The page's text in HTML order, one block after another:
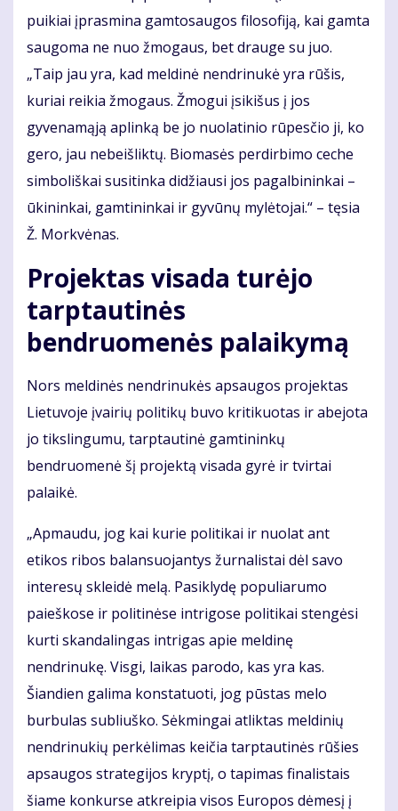
puikiai įprasmina gamtosaugos filosofiją, kai gamta
saugoma ne nuo žmogaus, bet drauge su juo.
„Taip jau yra, kad meldinė nendrinukė yra rūšis,
kuriai reikia žmogaus. Žmogui įsikišus į jos
gyvenamąją aplinką be jo nuolatinio rūpesčio ji, ko
gero, jau nebeišliktų. Biomasės perdirbimo ceche
simboliškai susitinka didžiausi jos pagalbininkai –
ūkininkai, gamtininkai ir gyvūnų mylėtojai.“ – tęsia
Ž. Morkvėnas.
Projektas visada turėjo
tarptautinės
bendruomenės palaikymą
Nors meldinės nendrinukės apsaugos projektas
Lietuvoje įvairių politikų buvo kritikuotas ir abejota
jo tikslingumu, tarptautinė gamtininkų
bendruomenė šį projektą visada gyrė ir tvirtai
palaikė.
„Apmaudu, jog kai kurie politikai ir nuolat ant
etikos ribos balansuojantys žurnalistai dėl savo
interesų skleidė melą. Pasiklydę populiarumo
paieškose ir politinėse intrigose politikai stengėsi
kurti skandalingas intrigas apie meldinę
nendrinukę. Visgi, laikas parodo, kas yra kas.
Šiandien galima konstatuoti, jog pūstas melo
burbulas subliuško. Sėkmingai atliktas meldinių
nendrinukių perkėlimas keičia tarptautinės rūšies
apsaugos strategijos kryptį, o tapimas finalistais
šiame konkurse atkreipia visos Europos dėmesį į